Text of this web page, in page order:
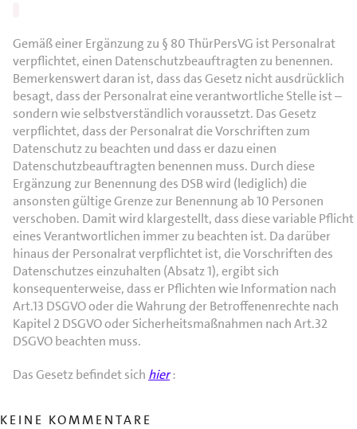
Gemäß einer Ergänzung zu § 80 ThürPersVG ist Personalrat
verpflichtet, einen Datenschutzbeauftragten zu benennen.
Bemerkenswert daran ist, dass das Gesetz nicht ausdrücklich
besagt, dass der Personalrat eine verantwortliche Stelle ist –
sondern wie selbstverständlich voraussetzt. Das Gesetz
verpflichtet, dass der Personalrat die Vorschriften zum
Datenschutz zu beachten und dass er dazu einen
Datenschutzbeauftragten benennen muss. Durch diese
Ergänzung zur Benennung des DSB wird (lediglich) die
ansonsten gültige Grenze zur Benennung ab 10 Personen
verschoben. Damit wird klargestellt, dass diese variable Pflicht
eines Verantwortlichen immer zu beachten ist. Da darüber
hinaus der Personalrat verpflichtet ist, die Vorschriften des
Datenschutzes einzuhalten (Absatz 1), ergibt sich
konsequenterweise, dass er Pflichten wie Information nach
Art.13 DSGVO oder die Wahrung der Betroffenenrechte nach
Kapitel 2 DSGVO oder Sicherheitsmaßnahmen nach Art.32
DSGVO beachten muss.
Das Gesetz befindet sich hier:
KEINE KOMMENTARE